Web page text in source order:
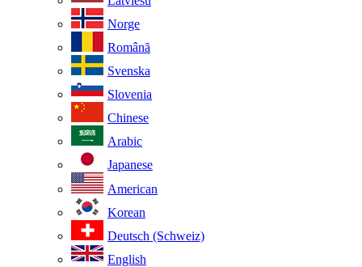
Norge
Românã
Svenska
Slovenia
Chinese
Arabic
Japanese
American
Korean
Deutsch (Schweiz)
English